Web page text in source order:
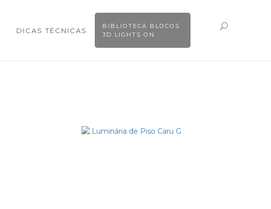
DICAS TÉCNICAS
BIBLIOTECA BLOCOS
3D LIGHTS ON